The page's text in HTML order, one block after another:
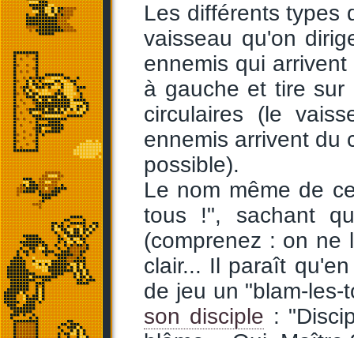
Les différents types
vaisseau qu'on
ennemis qui
à gauche et tire sur
circulaires (le
ennemis arrivent du
possible).
Le nom même de
tous !", sachant
(comprenez : on ne
clair... Il paraît
de jeu un "blam-
son disciple :